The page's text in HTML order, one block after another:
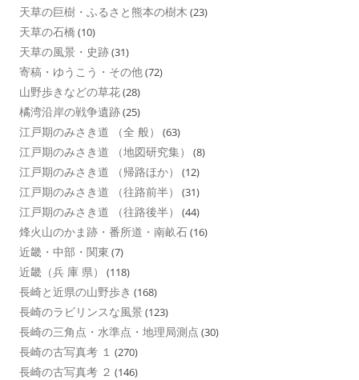
天草の巨樹・ふるさと熊本の樹木 (23)
天草の石橋 (10)
天草の風景・史跡(31)
寄稿・ゆうこう・その他(72)
山野歩きなどの草花(28)
橘湾沿岸の戦争遺跡(25)
江戸期のみさき道 （全 般） (63)
江戸期のみさき道 （地図研究集） (8)
江戸期のみさき道 （帰路ほか） (12)
江戸期のみさき道 （往路前半） (31)
江戸期のみさき道 （往路後半） (44)
烽火山のかま跡・番所道・南畝石(16)
近畿・中部・関東 (7)
近畿（兵 庫 県） (118)
長崎と近県の山野歩き (168)
長崎のラビリンスな風景 (123)
長崎の三角点・水準点・地理局測点 (30)
長崎の古写真考 １ (270)
長崎の古写真考 ２ (146)